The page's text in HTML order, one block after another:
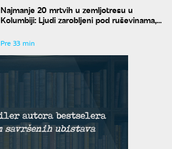
Najmanje 20 mrtvih u zemljotresu u
Kolumbiji: Ljudi zarobljeni pod ruševinama,
Pre 33 min